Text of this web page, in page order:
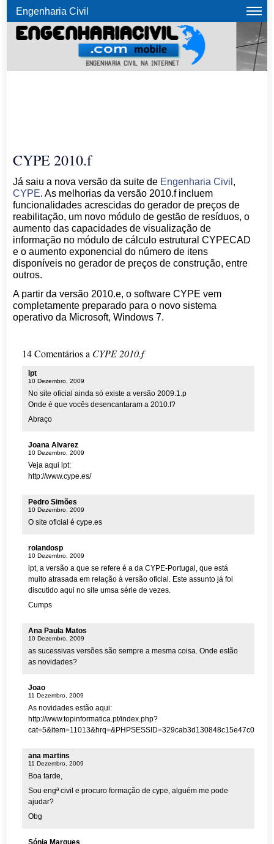
Engenharia Civil
CYPE 2010.f
Já saiu a nova versão da suite de Engenharia Civil ,
CYPE. As melhorias da versão 2010.f incluem
funcionalidades acrescidas do gerador de preços de
reabilitação, um novo módulo de gestão de resíduos, o
aumento das capacidades de visualização de
informação no módulo de cálculo estrutural CYPECAD
e o aumento exponencial do número de itens
disponíveis no gerador de preços de construção, entre
outros.
A partir da versão 2010.e, o software CYPE vem
completamente preparado para o novo sistema
operativo da Microsoft, Windows 7.
14 Comentários a CYPE 2010.f
lpt
10 Dezembro, 2009
No site oficial ainda só existe a versão 2009.1.p
Onde é que vocês desencantaram a 2010.f?
Abraço
Joana Alvarez
10 Dezembro, 2009
Veja aqui lpt:
http://www.cype.es/
Pedro Simões
10 Dezembro, 2009
O site oficial é cype.es
rolandosp
10 Dezembro, 2009
lpt, a versão a que se refere é a da CYPE-Portugal, que está
muito atrasada em relação à versão oficial. Este assunto já foi
discutido aqui no site umsa série de vezes.
Cumps
Ana Paula Matos
10 Dezembro, 2009
as sucessivas versões são sempre a mesma coisa. Onde estão
as novidades?
Joao
11 Dezembro, 2009
As novidades estão aqui:
http://www.topinformatica.pt/index.php?
ana martins
11 Dezembro, 2009
Boa tarde,
Sou engª civil e procuro formação de cype, alguém me pode
ajudar?
Obg
Sónia Marques